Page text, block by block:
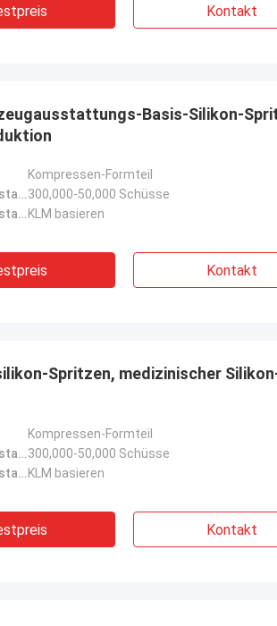
Kontakt
Basis-Silikon-
Kompressen-Formteil
Werkzeugausstattungsleben:300,000-50,000 Schüsse
Werkzeugausstattungsbasis: KLM basieren
Kontakt
Spritzen, medizinischer
Kompressen-Formteil
Werkzeugausstattungsleben:300,000-50,000 Schüsse
Werkzeugausstattungsbasis: KLM basieren
Kontakt